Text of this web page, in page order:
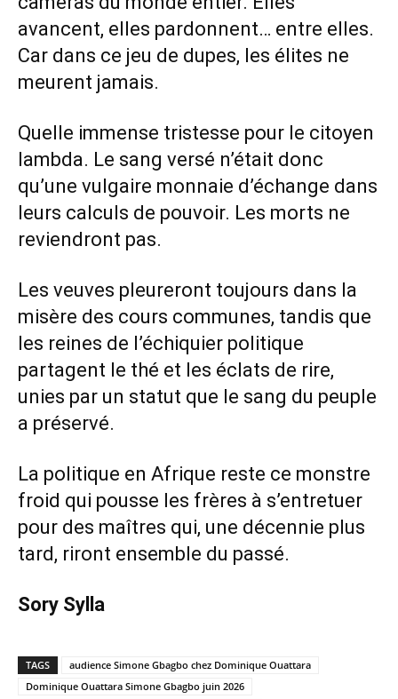
avancent, elles pardonnent… entre elles.
Car dans ce jeu de dupes, les élites ne
meurent jamais.
Quelle immense tristesse pour le citoyen
lambda. Le sang versé n’était donc
qu’une vulgaire monnaie d’échange dans
leurs calculs de pouvoir. Les morts ne
reviendront pas.
Les veuves pleureront toujours dans la
misère des cours communes, tandis que
les reines de l’échiquier politique
partagent le thé et les éclats de rire,
unies par un statut que le sang du peuple
a préservé.
La politique en Afrique reste ce monstre
froid qui pousse les frères à s’entretuer
pour des maîtres qui, une décennie plus
tard, riront ensemble du passé.
Sory Sylla
TAGS
audience Simone Gbagbo chez Dominique Ouattara
Dominique Ouattara Simone Gbagbo juin 2026